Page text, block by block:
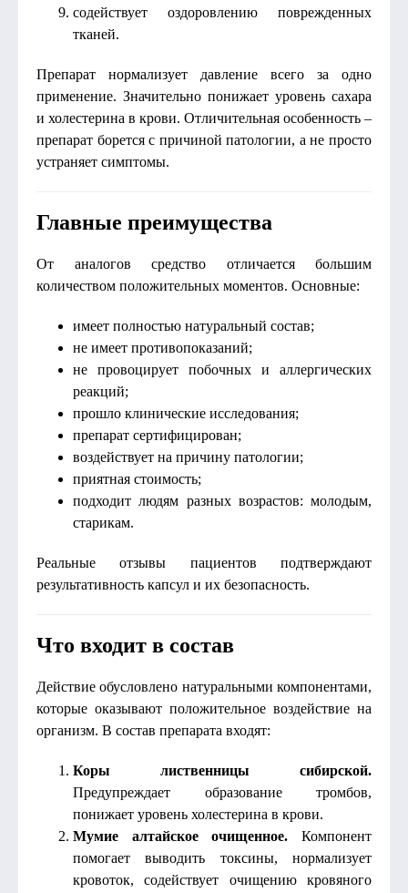
содействует оздоровлению поврежденных
тканей.
Препарат нормализует давление всего за одно
применение. Значительно понижает уровень сахара
и холестерина в крови. Отличительная особенность –
препарат борется с причиной патологии, а не просто
устраняет симптомы.
Главные преимущества
От аналогов средство отличается большим
количеством положительных моментов. Основные:
имеет полностью натуральный состав;
не имеет противопоказаний;
не провоцирует побочных и аллергических
реакций;
прошло клинические исследования;
препарат сертифицирован;
воздействует на причину патологии;
приятная стоимость;
подходит людям разных возрастов: молодым,
старикам.
Реальные отзывы пациентов подтверждают
результативность капсул и их безопасность.
Что входит в состав
Действие обусловлено натуральными компонентами,
которые оказывают положительное воздействие на
организм. В состав препарата входят:
Коры лиственницы сибирской.
Предупреждает образование тромбов,
понижает уровень холестерина в крови.
Мумие алтайское очищенное. Компонент
помогает выводить токсины, нормализует
кровоток, содействует очищению кровяного